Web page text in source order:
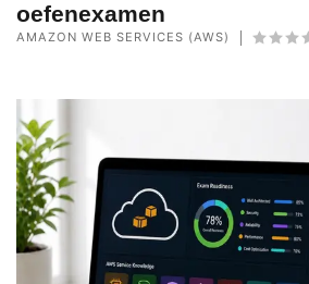
oefenexamen
AMAZON WEB SERVICES (AWS)